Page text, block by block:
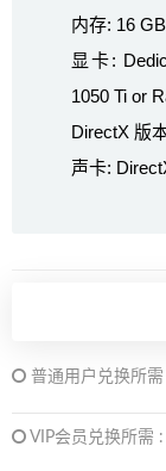
内存: 16
显卡:
1050 Ti or
DirectX 版
声卡:
普通用户兑换所需
VIP会员兑换所需 :